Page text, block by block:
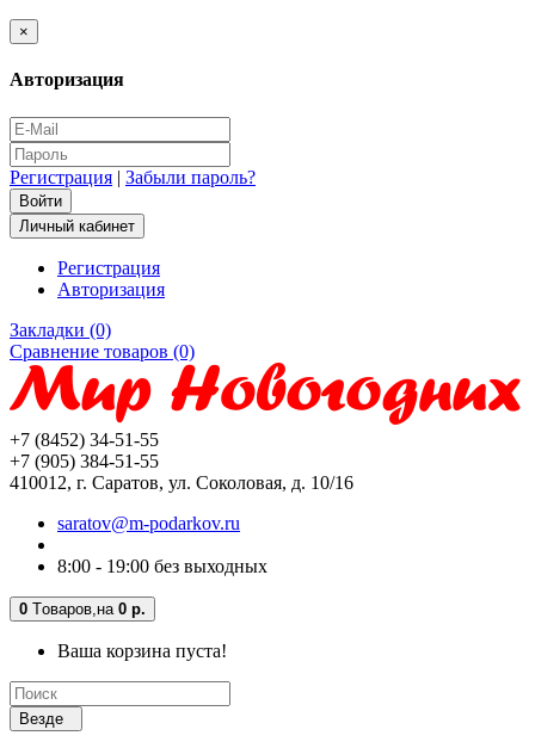
×
Авторизация
Регистрация | Забыли пароль?
Личный кабинет
Регистрация
Авторизация
Закладки (0)
Сравнение товаров (0)
+7 (8452) 34-51-55
+7 (905) 384-51-55
410012, г. Саратов, ул. Соколовая, д. 10/16
saratov@m-podarkov.ru
8:00 - 19:00 без выходных
0 Tоваров, на 0 р.
Ваша корзина пуста!
Везде